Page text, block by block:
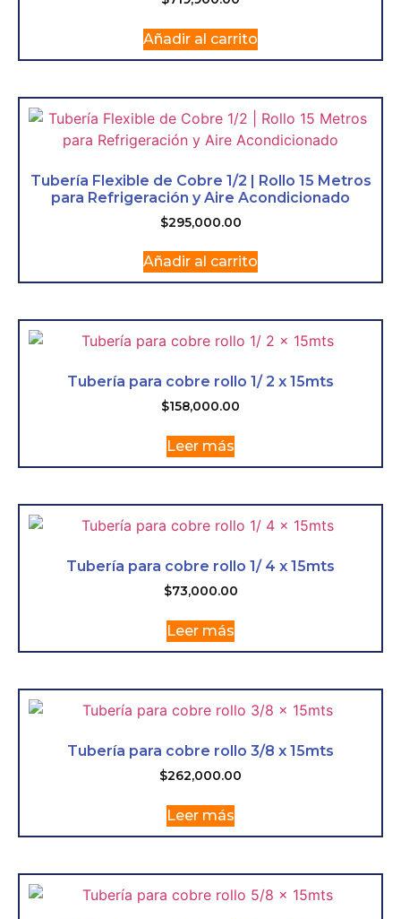
Añadir al carrito
Tubería Flexible de Cobre 1/2 | Rollo 15 Metros
para Refrigeración y Aire Acondicionado
$295,000.00
Añadir al carrito
Tubería para cobre rollo 1/ 2 x 15mts
$158,000.00
Leer más
Tubería para cobre rollo 1/ 4 x 15mts
$73,000.00
Leer más
Tubería para cobre rollo 3/8 x 15mts
$262,000.00
Leer más